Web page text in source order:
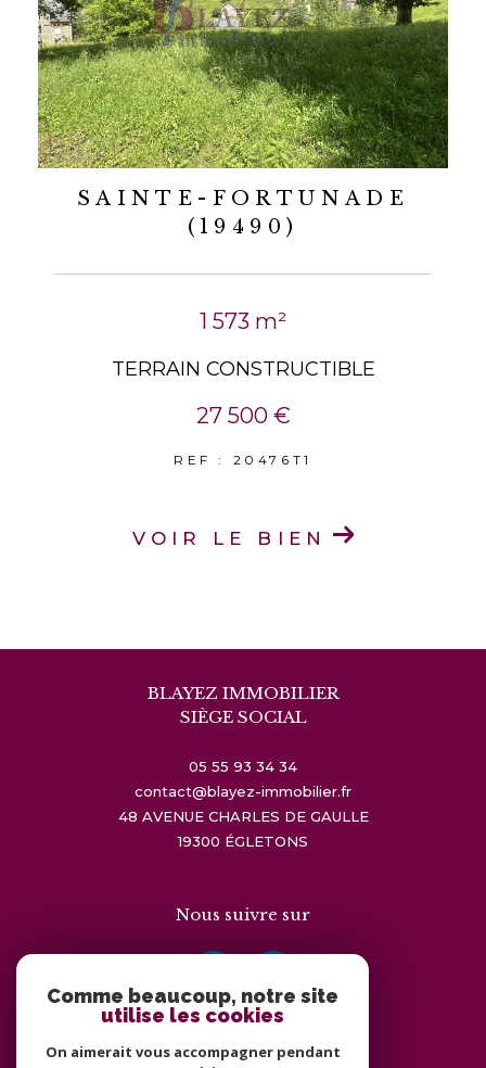
SAINTE-FORTUNADE
(19490)
1 573 m²
TERRAIN CONSTRUCTIBLE
27 500 €
REF : 20476T1
VOIR LE BIEN
BLAYEZ IMMOBILIER
SIÈGE SOCIAL
05 55 93 34 34
contact@blayez-immobilier.fr
48 AVENUE CHARLES DE GAULLE
19300
ÉGLETONS
Nous suivre sur
Comme beaucoup, notre site
utilise les cookies
On aimerait vous accompagner pendant